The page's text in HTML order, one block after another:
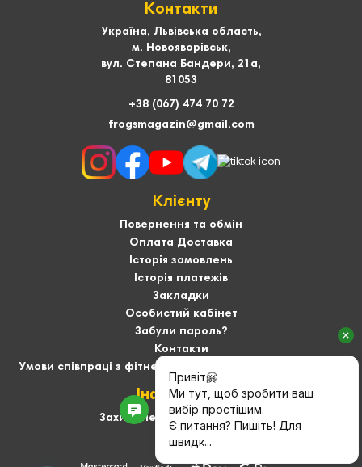
Контакти
Україна, Львівська область,
м. Новояворівськ,
вул. Степана Бандери, 21а,
81053
+38 (067) 474 70 72
frogsmagazin@gmail.com
Клієнту
Повернення та обмін
Оплата Доставка
Історія замовлень
Історія платежів
Закладки
Особистий кабінет
Забули пароль?
Контакти
Умови співпраці з фітнес-тренерами та User-generated
Інформація
Захист персональних даних